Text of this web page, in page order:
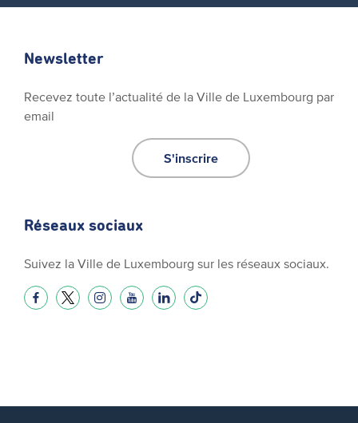
Newsletter
Recevez toute l’actualité de la Ville de Luxembourg par
email
S'inscrire
Réseaux sociaux
Suivez la Ville de Luxembourg sur les réseaux sociaux.